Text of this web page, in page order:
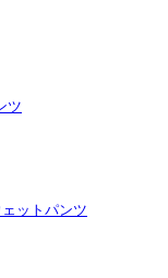
ツ
ットパンツ